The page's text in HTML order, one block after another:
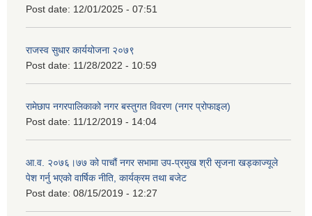
Post date: 12/01/2025 - 07:51
राजस्व सुधार कार्ययोजना २०७९
Post date: 11/28/2022 - 10:59
रामेछाप नगरपालिकाको नगर बस्तुगत विवरण (नगर प्रोफाइल)
Post date: 11/12/2019 - 14:04
आ.व. २०७६।७७ को पाचौं नगर सभामा उप-प्रमुख श्री सृजना खड्काज्यूले
पेश गर्नु भएको वार्षिक नीति, कार्यक्रम तथा बजेट
Post date: 08/15/2019 - 12:27